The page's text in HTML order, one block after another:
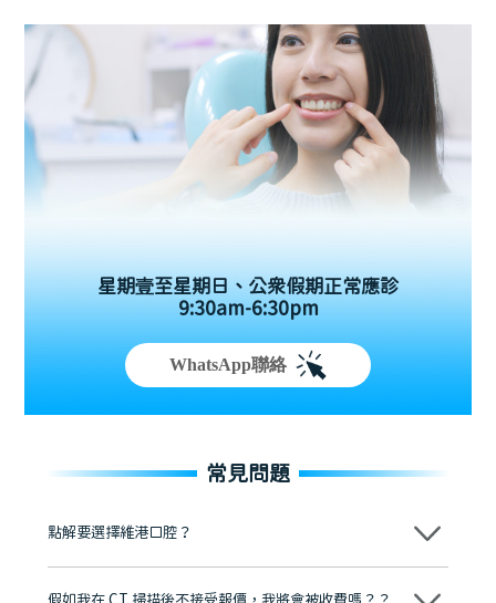
星期壹至星期日、公眾假期正常應診
9:30am-6:30pm
WhatsApp聯絡
常見問題
點解要選擇維港口腔？
維港口腔踐行「醫道濟世」的大學校訓，各分院匯聚來自香港、內地的